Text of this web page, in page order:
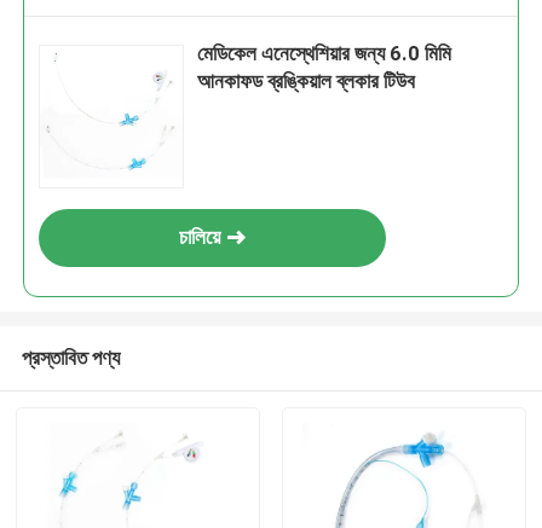
মেডিকেল এনেস্থেশিয়ার জন্য 6.0 মিমি
আনকাফড ব্রঙ্কিয়াল ব্লকার টিউব
চালিয়ে
প্রস্তাবিত পণ্য